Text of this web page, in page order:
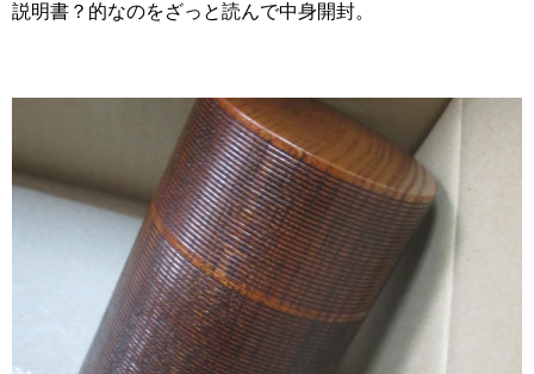
説明書？的なのをざっと読んで中身開封。